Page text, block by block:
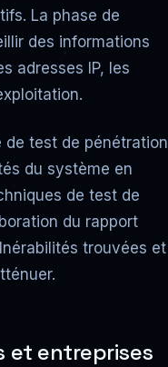
La phase de
des informations
adresses IP, les
de test de pénétration
du système en
de test de
du rapport
trouvées et
et entreprises